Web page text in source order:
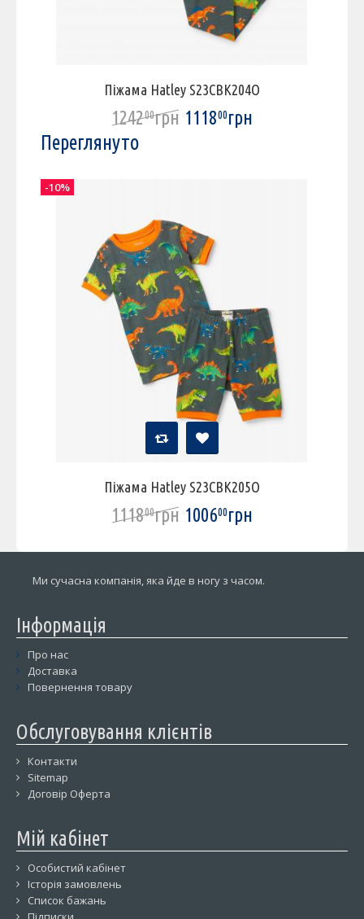
Піжама Hatley S23CBK204O
124200грн 111800грн
Переглянуто
Піжама Hatley S23CBK205O
111800грн 100600грн
-10%
Ми сучасна компанія, яка йде в ногу з часом.
Інформація
Про нас
Доставка
Повернення товару
Обслуговування клієнтів
Контакти
Sitemap
Договір Оферта
Мій кабінет
Особистий кабінет
Історія замовлень
Список бажань